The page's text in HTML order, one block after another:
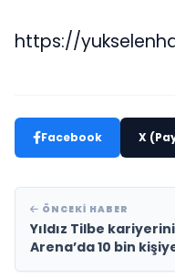
https://
Facebook X
ÖNCEKI HABER
Yıldız Tilbe
Arena’da 10 bin